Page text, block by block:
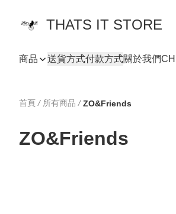
THATS IT STORE
商品 送貨方式付款方式關於我們
首頁 / 所有商品 / ZO&Friends
ZO&Friends